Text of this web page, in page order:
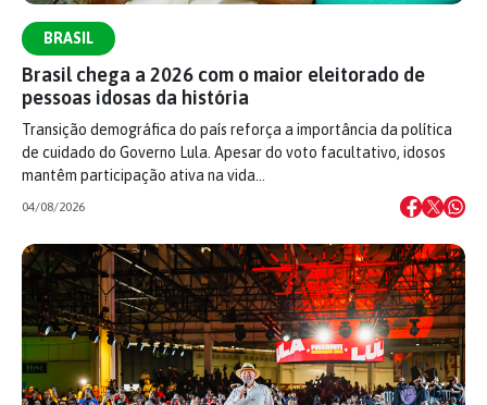
BRASIL
Brasil chega a 2026 com o maior eleitorado de
pessoas idosas da história
Transição demográfica do país reforça a importância da política
de cuidado do Governo Lula. Apesar do voto facultativo, idosos
mantêm participação ativa na vida…
04/08/2026